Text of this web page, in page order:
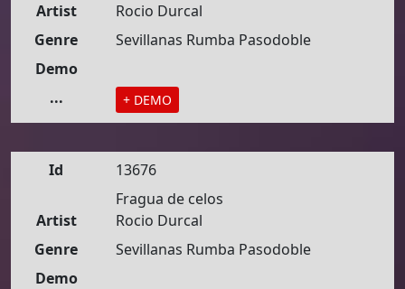
Artist
Rocio Durcal
Genre
Sevillanas Rumba Pasodoble
Demo
...
+ DEMO
Id
13676
Fragua de celos
Artist
Rocio Durcal
Genre
Sevillanas Rumba Pasodoble
Demo